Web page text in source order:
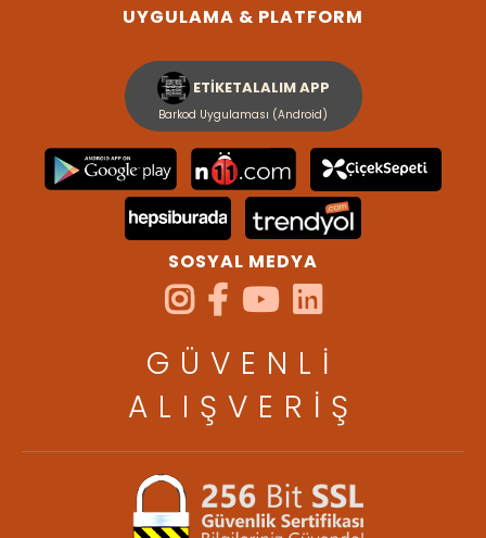
UYGULAMA & PLATFORM
ETİKETALALIM APP
Barkod Uygulaması (Android)
SOSYAL MEDYA
GÜVENLİ
ALIŞVERİŞ